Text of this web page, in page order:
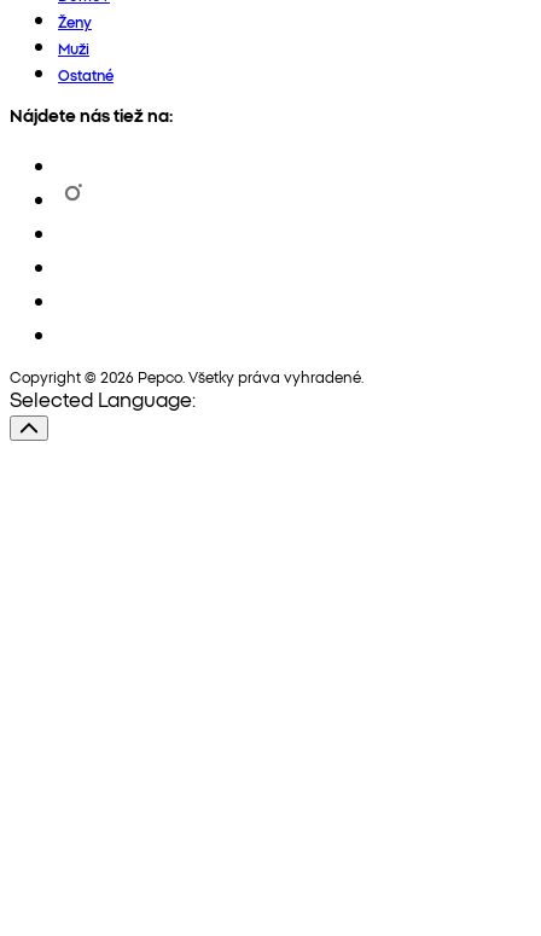
Ženy
Muži
Ostatné
Nájdete nás tiež na:
Copyright © 2026 Pepco. Všetky práva vyhradené.
Selected Language: